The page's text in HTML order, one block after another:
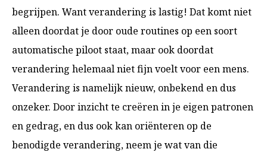
begrijpen. Want verandering is lastig! Dat komt niet
alleen doordat je door oude routines op een soort
automatische piloot staat, maar ook doordat
verandering helemaal niet fijn voelt voor een mens.
Verandering is namelijk nieuw, onbekend en dus
onzeker. Door inzicht te creëren in je eigen patronen
en gedrag, en dus ook kan oriënteren op de
benodigde verandering, neem je wat van die